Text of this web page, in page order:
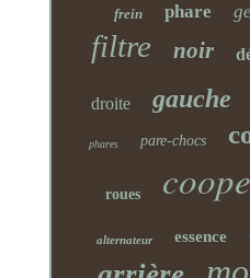
frein phare
filtre noir
droite gauche
phares pare-chocs
roues
alternateur essence